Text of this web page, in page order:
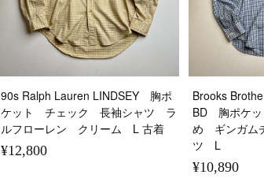
90s Ralph Lauren LINDSEY 胸ポ
ケット チェック 長袖シャツ ラ
ルフローレン クリーム L 古着
¥12,800
Brooks
BD 胸ポケ
め ギンガム
ツ L
¥10,890